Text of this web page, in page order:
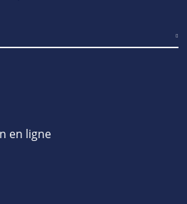
en ligne